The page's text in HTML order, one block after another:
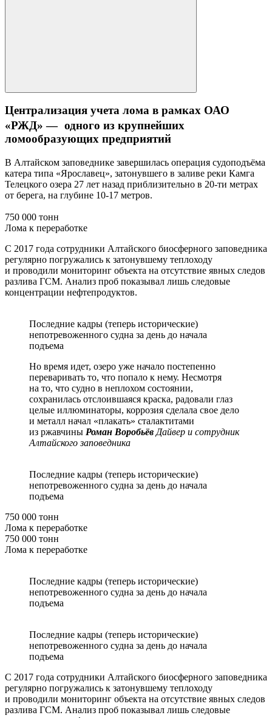
Централизация учета лома в рамках ОАО
«РЖД» — одного из крупнейших
ломообразующих предприятий
В Алтайском заповеднике завершилась операция судоподъёма
катера типа «Ярославец», затонувшего в заливе реки Камга
Телецкого озера 27 лет назад приблизительно в 20-ти метрах
от берега, на глубине 10-17 метров.
750 000 тонн
Лома к переработке
С 2017 года сотрудники Алтайского биосферного заповедника
регулярно погружались к затонувшему теплоходу
и проводили мониторинг объекта на отсутствие явных следов
разлива ГСМ. Анализ проб показывал лишь следовые
концентрации нефтепродуктов.
Последние кадры (теперь исторические)
непотревоженного судна за день до начала
подъема
Но время идет, озеро уже начало постепенно
переваривать то, что попало к нему. Несмотря
на то, что судно в неплохом состоянии,
сохранилась отслоившаяся краска, радовали глаз
целые иллюминаторы, коррозия сделала свое дело
и металл начал «плакать» сталактитами
из ржавчины Роман Воробьёв Дайвер и сотрудник
Алтайского заповедника
Последние кадры (теперь исторические)
непотревоженного судна за день до начала
подъема
750 000 тонн
Лома к переработке
750 000 тонн
Лома к переработке
Последние кадры (теперь исторические)
непотревоженного судна за день до начала
подъема
Последние кадры (теперь исторические)
непотревоженного судна за день до начала
подъема
С 2017 года сотрудники Алтайского биосферного заповедника
регулярно погружались к затонувшему теплоходу
и проводили мониторинг объекта на отсутствие явных следов
разлива ГСМ. Анализ проб показывал лишь следовые